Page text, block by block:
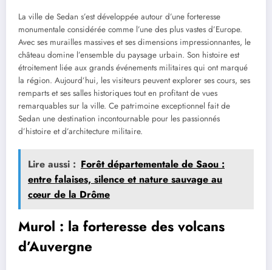
La ville de Sedan s’est développée autour d’une forteresse
monumentale considérée comme l’une des plus vastes d’Europe.
Avec ses murailles massives et ses dimensions impressionnantes, le
château domine l’ensemble du paysage urbain. Son histoire est
étroitement liée aux grands événements militaires qui ont marqué
la région. Aujourd’hui, les visiteurs peuvent explorer ses cours, ses
remparts et ses salles historiques tout en profitant de vues
remarquables sur la ville. Ce patrimoine exceptionnel fait de
Sedan une destination incontournable pour les passionnés
d’histoire et d’architecture militaire.
Lire aussi : Forêt départementale de Saou :
entre falaises, silence et nature sauvage au
cœur de la Drôme
Murol : la forteresse des volcans
d’Auvergne